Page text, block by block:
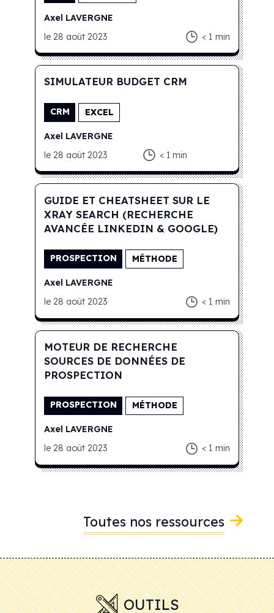
Axel LAVERGNE
le28 août 2023 < 1 min
SIMULATEUR BUDGET CRM
CRM EXCEL
Axel LAVERGNE
le28 août 2023 < 1 min
GUIDE ET CHEATSHEET SUR LE
XRAY SEARCH (RECHERCHE
AVANCÉE LINKEDIN & GOOGLE)
PROSPECTION MÉTHODE
Axel LAVERGNE
le28 août 2023 < 1 min
MOTEUR DE RECHERCHE
SOURCES DE DONNÉES DE
PROSPECTION
PROSPECTION MÉTHODE
Axel LAVERGNE
le28 août 2023 < 1 min
Toutes nos ressources
OUTILS